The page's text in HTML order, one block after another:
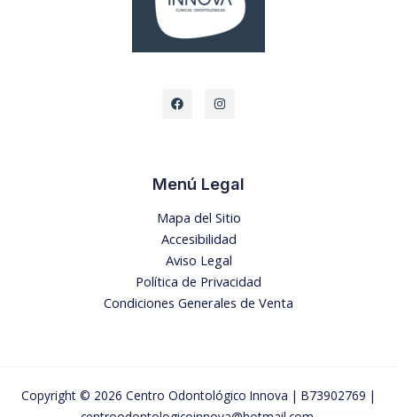
Menú Legal
Mapa del Sitio
Accesibilidad
Aviso Legal
Política de Privacidad
Condiciones Generales de Venta
Copyright © 2026 Centro Odontológico Innova | B73902769 |